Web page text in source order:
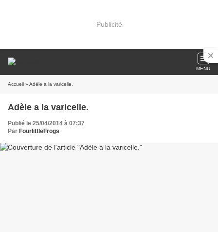
Publicité
MENU
Accueil » Adèle a la varicelle.
Adèle a la varicelle.
Publié le 25/04/2014 à 07:37
Par FourlittleFrogs